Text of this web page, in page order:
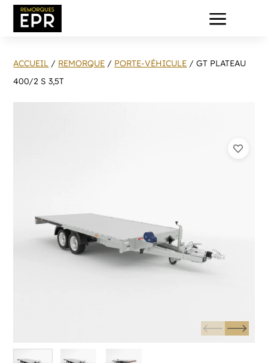
a
ACCUEIL / REMORQUE / PORTE-VÉHICULE / GT PLATEAU
400/2 S 3,5T